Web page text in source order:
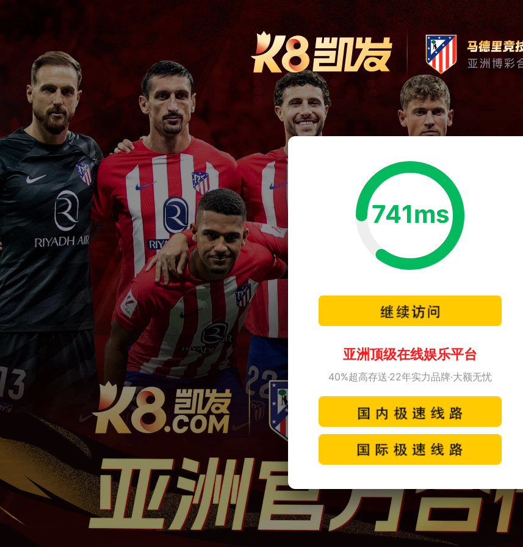
741ms
亚洲顶级在线娱乐平台
40%超高存送·22年实力品牌·大额无忧